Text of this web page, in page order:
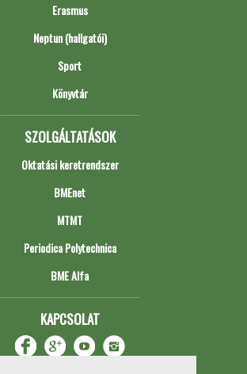
Erasmus
Neptun (hallgatói)
Sport
Könyvtár
SZOLGÁLTATÁSOK
Oktatási keretrendszer
BMEnet
MTMT
Periodica Polytechnica
BME Alfa
KAPCSOLAT